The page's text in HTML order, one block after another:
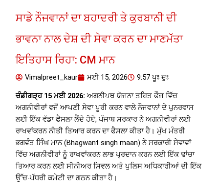
ਸਾਡੇ ਨੌਜਵਾਨਾਂ ਦਾ ਬਹਾਦਰੀ ਤੇ ਕੁਰਬਾਨੀ ਦੀ
ਭਾਵਨਾ ਨਾਲ ਦੇਸ਼ ਦੀ ਸੇਵਾ ਕਰਨ ਦਾ ਮਾਣਮੱਤਾ
ਇਤਿਹਾਸ ਰਿਹਾ: CM ਮਾਨ
Vimalpreet_kaur ਮਈ 15, 2026 9:57 ਪੂਃ ਦੁਃ
ਚੰਡੀਗੜ੍ਹ 15 ਮਈ 2026: ਅਗਨੀਪਥ ਯੋਜਨਾ ਤਹਿਤ ਫੌਜ ਵਿੱਚ
ਅਗਨੀਵੀਰਾਂ ਵਜੋਂ ਆਪਣੀ ਸੇਵਾ ਪੂਰੀ ਕਰਨ ਵਾਲੇ ਨੌਜਵਾਨਾਂ ਦੇ ਪੁਨਰਵਾਸ
ਲਈ ਇੱਕ ਵੱਡਾ ਫੈਸਲਾ ਲੈਂਦੇ ਹੋਏ, ਪੰਜਾਬ ਸਰਕਾਰ ਨੇ ਅਗਨੀਵੀਰਾਂ ਲਈ
ਰਾਖਵਾਂਕਰਨ ਨੀਤੀ ਤਿਆਰ ਕਰਨ ਦਾ ਫੈਸਲਾ ਕੀਤਾ ਹੈ। ਮੁੱਖ ਮੰਤਰੀ
ਭਗਵੰਤ ਸਿੰਘ ਮਾਨ (Bhagwant singh maan) ਨੇ ਸਰਕਾਰੀ ਸੇਵਾਵਾਂ
ਵਿੱਚ ਅਗਨੀਵੀਰਾਂ ਨੂੰ ਰਾਖਵਾਂਕਰਨ ਲਾਭ ਪ੍ਰਦਾਨ ਕਰਨ ਲਈ ਇੱਕ ਢਾਂਚਾ
ਤਿਆਰ ਕਰਨ ਲਈ ਸੀਨੀਅਰ ਸਿਵਲ ਅਤੇ ਪੁਲਿਸ ਅਧਿਕਾਰੀਆਂ ਦੀ ਇੱਕ
ਉੱਚ-ਪੱਧਰੀ ਕਮੇਟੀ ਦਾ ਗਠਨ ਕੀਤਾ ਹੈ।